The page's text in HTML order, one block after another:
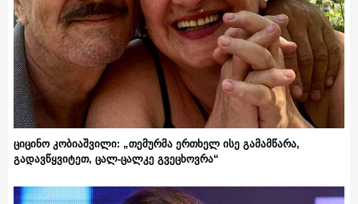
ციცინო კობიაშვილი: „თემურმა ერთხელ ისე გამამწარა,
გადავწყვიტეთ, ცალ-ცალკე გვეცხოვრა“